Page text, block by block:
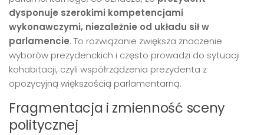
dysponuje szerokimi kompetencjami
wykonawczymi, niezależnie od układu sił w
parlamencie. To rozwiązanie zwiększa znaczenie
wyborów prezydenckich i często prowadzi do sytuacji
kohabitacji, czyli współrządzenia prezydenta z
opozycyjną większością parlamentarną.
Fragmentacja i zmienność sceny
politycznej